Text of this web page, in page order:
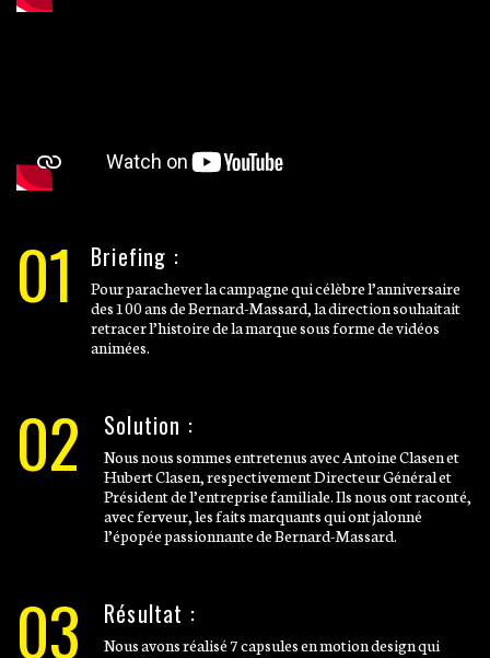
01 Briefing :
Pour parachever la campagne qui célèbre l’anniversaire
des 100 ans de Bernard-Massard, la direction souhaitait
retracer l’histoire de la marque sous forme de vidéos
animées.
02 Solution :
Nous nous sommes entretenus avec Antoine Clasen et
Hubert Clasen, respectivement Directeur Général et
Président de l’entreprise familiale. Ils nous ont raconté,
avec ferveur, les faits marquants qui ont jalonné
l’épopée passionnante de Bernard-Massard.
03 Résultat :
Nous avons réalisé 7 capsules en motion design qui